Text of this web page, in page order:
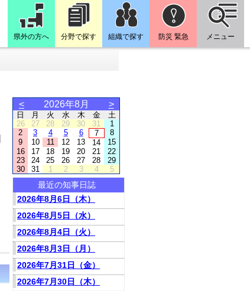
県外の方へ 分野で探す 組織で探す 防災 緊急 メニュー
< 2026年8月 >
日 月 火 水 木 金
土
26
27 28 29 30 31
1
2
3 4 5 6 7
8
9
10 11 12 13 14
15
16
17 18 19 20 21
22
23
24 25 26 27 28
29
30
31 1 2 3 4 5
最近の知事日誌
2026年8月6日（木）
2026年8月5日（水）
2026年8月4日（火）
2026年8月3日（月）
2026年7月31日（金）
2026年7月30日（木）